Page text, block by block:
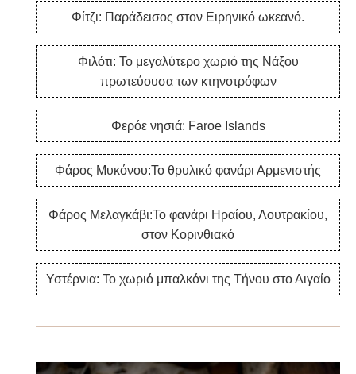
Φίτζι: Παράδεισος στον Ειρηνικό ωκεανό.
Φιλότι: Το μεγαλύτερο χωριό της Νάξου
πρωτεύουσα των κτηνοτρόφων
Φερόε νησιά: Faroe Islands
Φάρος Μυκόνου:Το θρυλικό φανάρι Αρμενιστής
Φάρος Μελαγκάβι:Το φανάρι Ηραίου, Λουτρακίου,
στον Κορινθιακό
Υστέρνια: Το χωριό μπαλκόνι της Τήνου στο Αιγαίο